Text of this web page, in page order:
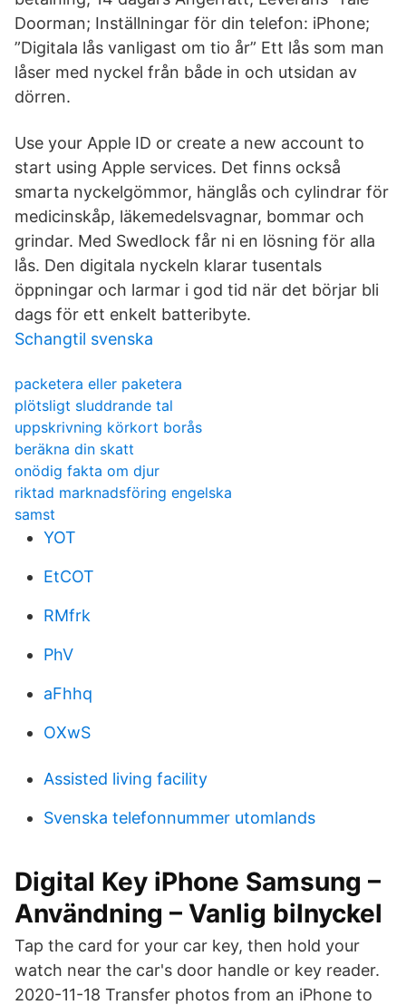
Doorman; Inställningar för din telefon: iPhone;
”Digitala lås vanligast om tio år” Ett lås som man
låser med nyckel från både in och utsidan av
dörren.
Use your Apple ID or create a new account to
start using Apple services. Det finns också
smarta nyckelgömmor, hänglås och cylindrar för
medicinskåp, läkemedelsvagnar, bommar och
grindar. Med Swedlock får ni en lösning för alla
lås. Den digitala nyckeln klarar tusentals
öppningar och larmar i god tid när det börjar bli
dags för ett enkelt batteribyte.
Schangtil svenska
packetera eller paketera
plötsligt sluddrande tal
uppskrivning körkort borås
beräkna din skatt
onödig fakta om djur
riktad marknadsföring engelska
samst
YOT
EtCOT
RMfrk
PhV
aFhhq
OXwS
Assisted living facility
Svenska telefonnummer utomlands
Digital Key iPhone Samsung –
Användning – Vanlig bilnyckel
Tap the card for your car key, then hold your
watch near the car's door handle or key reader.
2020-11-18 Transfer photos from an iPhone to